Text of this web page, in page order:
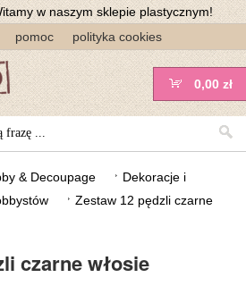
w naszym sklepie plastycznym!
pomoc polityka cookies
0,00 zł
& Decoupage
Dekoracje i
Zestaw 12 pędzli czarne
czarne włosie